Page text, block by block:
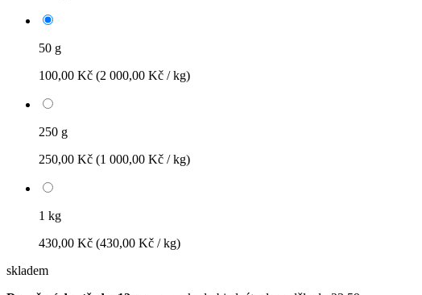
50 g
100,00 Kč (2 000,00 Kč / kg)
250 g
250,00 Kč (1 000,00 Kč / kg)
1 kg
430,00 Kč (430,00 Kč / kg)
skladem